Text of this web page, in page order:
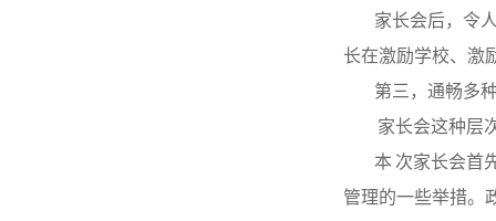
家长会后，令
长在激励学校、激
第三，通畅多
家长会这种层
本 次家长会首
管理的一些举措。